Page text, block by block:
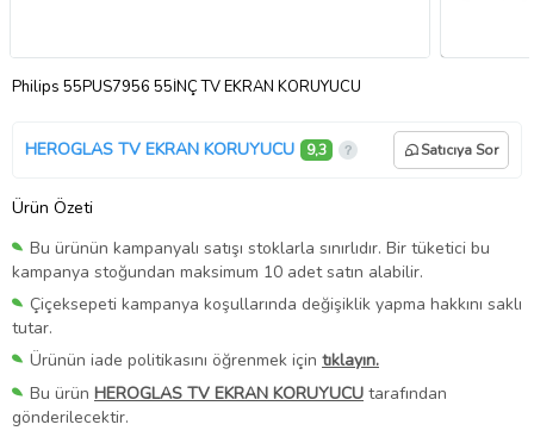
Philips 55PUS7956 55İNÇ TV EKRAN KORUYUCU
HEROGLAS TV EKRAN KORUYUCU 9,3 Satıcıya Sor
Ürün Özeti
Bu ürünün kampanyalı satışı stoklarla sınırlıdır. Bir tüketici bu
kampanya stoğundan maksimum 10 adet satın alabilir.
Çiçeksepeti kampanya koşullarında değişiklik yapma hakkını saklı
tutar.
Ürünün iade politikasını öğrenmek için tıklayın.
Bu ürün HEROGLAS TV EKRAN KORUYUCU tarafından
gönderilecektir.